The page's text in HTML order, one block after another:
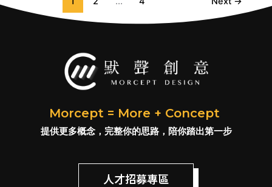
起
Morcept = More + Concept
提供更多概念，完整你的思路，陪你踏出第一步
人才招募專區